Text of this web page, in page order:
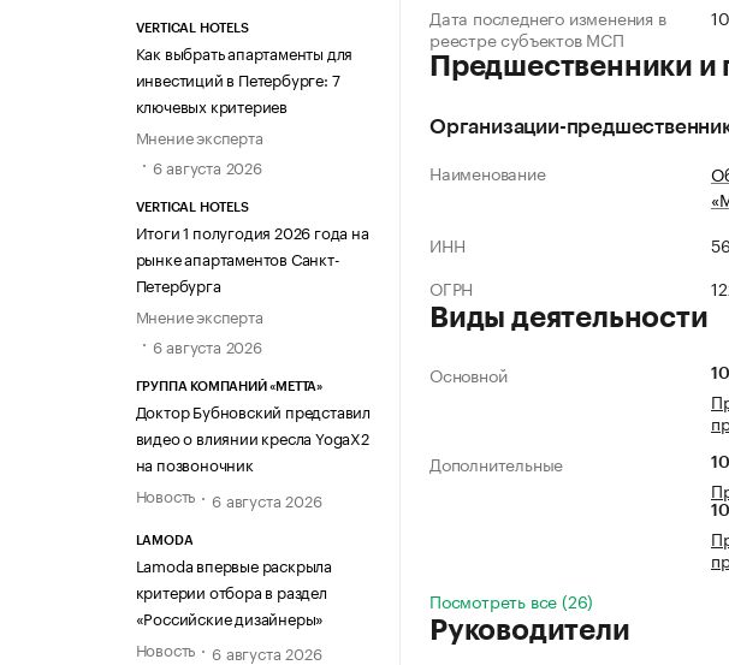
VERTICAL HOTELS
Как выбрать апартаменты для
инвестиций в Петербурге: 7
ключевых критериев
Мнение эксперта
6 августа 2026
VERTICAL HOTELS
Итоги 1 полугодия 2026 года на
рынке апартаментов Санкт-
Петербурга
Мнение эксперта
6 августа 2026
ГРУППА КОМПАНИЙ «МЕТТА»
Доктор Бубновский представил
видео о влиянии кресла YogaX2
на позвоночник
Новость
6 августа 2026
LAMODA
Lamoda впервые раскрыла
критерии отбора в раздел
«Российские дизайнеры»
Новость
6 августа 2026
Дата последнего изменения в
реестре субъектов МСП
Предшественники и
Организации-
Наименование
ИНН
ОГРН
Виды деятельности
Основной
Дополнительные
Посмотреть все (26)
Руководители